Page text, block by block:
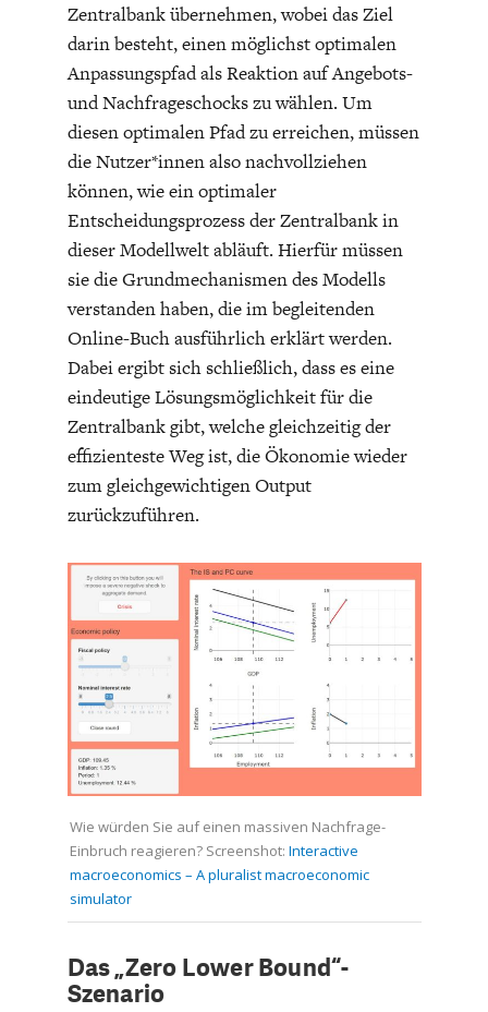
BGE-INFOGRAFIK
USA
Zentralbank übernehmen, wobei das Ziel
darin besteht, einen möglichst optimalen
Anpassungspfad als Reaktion auf Angebots-
und Nachfrageschocks zu wählen. Um
diesen optimalen Pfad zu erreichen, müssen
die Nutzer*innen also nachvollziehen
können, wie ein optimaler
Entscheidungsprozess der Zentralbank in
dieser Modellwelt abläuft. Hierfür müssen
sie die Grundmechanismen des Modells
verstanden haben, die im begleitenden
Online-Buch ausführlich erklärt werden.
Dabei ergibt sich schließlich, dass es eine
eindeutige Lösungsmöglichkeit für die
Zentralbank gibt, welche gleichzeitig der
effizienteste Weg ist, die Ökonomie wieder
zum gleichgewichtigen Output
zurückzuführen.
Wie würden Sie auf einen massiven Nachfrage-
Einbruch reagieren? Screenshot: Interactive
macroeconomics – A pluralist macroeconomic
simulator
Das „Zero Lower Bound“-
Szenario